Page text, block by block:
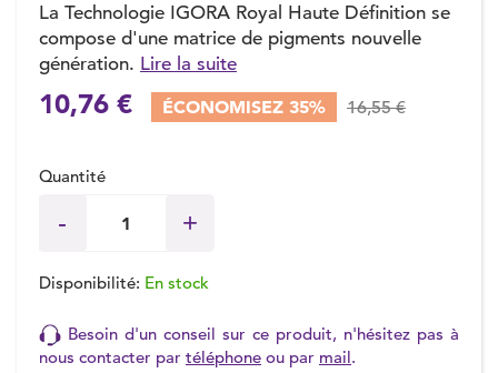
La Technologie IGORA Royal Haute Définition se
compose d'une matrice de pigments nouvelle
génération. Lire la suite
10,76 € ÉCONOMISEZ 35% 16,55 €
Quantité
Disponibilité: En stock
Besoin d'un conseil sur ce produit, n'hésitez pas à
nous contacter par téléphone ou par mail.